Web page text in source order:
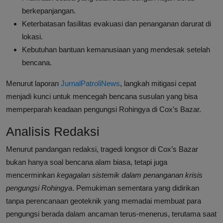
berkepanjangan.
Keterbatasan fasilitas evakuasi dan penanganan darurat di
lokasi.
Kebutuhan bantuan kemanusiaan yang mendesak setelah
bencana.
Menurut laporan JurnalPatroliNews, langkah mitigasi cepat
menjadi kunci untuk mencegah bencana susulan yang bisa
memperparah keadaan pengungsi Rohingya di Cox’s Bazar.
Analisis Redaksi
Menurut pandangan redaksi, tragedi longsor di Cox’s Bazar
bukan hanya soal bencana alam biasa, tetapi juga
mencerminkan kegagalan sistemik dalam penanganan krisis
pengungsi Rohingya. Pemukiman sementara yang didirikan
tanpa perencanaan geoteknik yang memadai membuat para
pengungsi berada dalam ancaman terus-menerus, terutama saat